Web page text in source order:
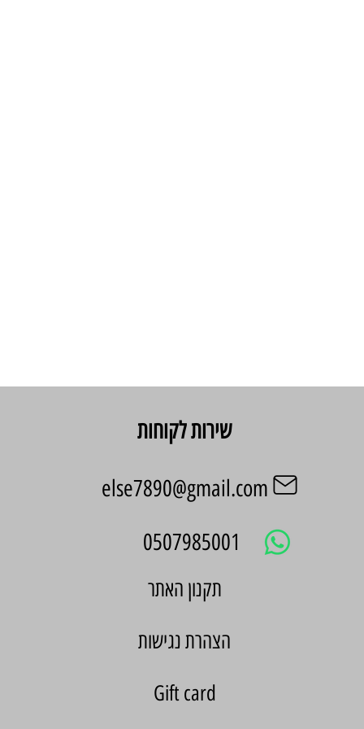
שירות לקוחות
else7890@gmail.com
0507985001
הצהרת נגישות
Gift card